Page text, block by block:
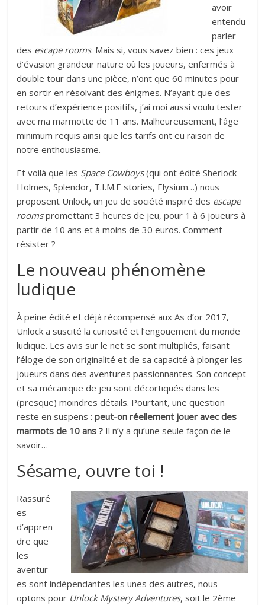
avoir
entendu
parler
des escape rooms. Mais si, vous savez bien : ces jeux
d’évasion grandeur nature où les joueurs, enfermés à
double tour dans une pièce, n’ont que 60 minutes pour
en sortir en résolvant des énigmes. N’ayant que des
retours d’expérience positifs, j’ai moi aussi voulu tester
avec ma marmotte de 11 ans. Malheureusement, l’âge
minimum requis ainsi que les tarifs ont eu raison de
notre enthousiasme.
Et voilà que les Space Cowboys(qui ont édité Sherlock
Holmes, Splendor, T.I.M.E stories, Elysium…) nous
proposent Unlock, un jeu de société inspiré des escape
roomspromettant 3 heures de jeu, pour 1 à 6 joueurs à
partir de 10 ans et à moins de 30 euros. Comment
résister ?
Le nouveau phénomène
ludique
À peine édité et déjà récompensé aux As d’or 2017,
Unlock a suscité la curiosité et l’engouement du monde
ludique. Les avis sur le net se sont multipliés, faisant
l’éloge de son originalité et de sa capacité à plonger les
joueurs dans des aventures passionnantes. Son concept
et sa mécanique de jeu sont décortiqués dans les
(presque) moindres détails. Pourtant, une question
reste en suspens :peut-on réellement jouer avec des
marmots de 10 ans ? Il n’y a qu’une seule façon de le
savoir…
Sésame, ouvre toi !
Rassuré
es
d’appren
dre que
les
aventur
es sont indépendantes les unes des autres, nous
optons pour Unlock Mystery Adventures, soit le 2ème